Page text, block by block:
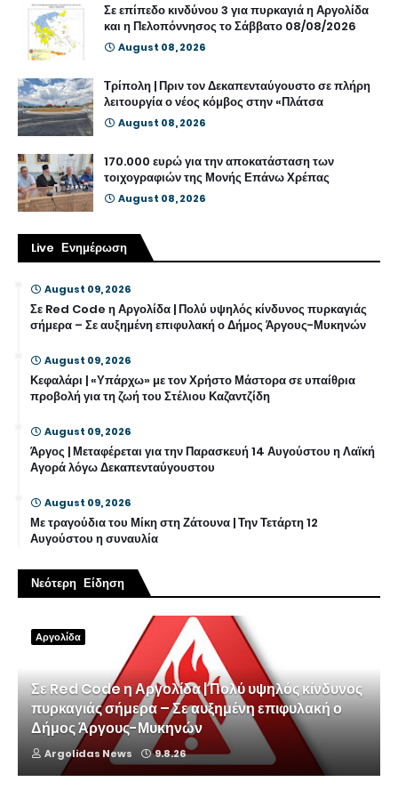
Σε επίπεδο κινδύνου 3 για πυρκαγιά η Αργολίδα
και η Πελοπόννησος το Σάββατο 08/08/2026
August 08, 2026
Τρίπολη | Πριν τον Δεκαπενταύγουστο σε πλήρη
λειτουργία ο νέος κόμβος στην «Πλάτσα
August 08, 2026
170.000 ευρώ για την αποκατάσταση των
τοιχογραφιών της Μονής Επάνω Χρέπας
August 08, 2026
Live Ενημέρωση
August 09, 2026
Σε Red Code η Αργολίδα | Πολύ υψηλός κίνδυνος πυρκαγιάς
σήμερα – Σε αυξημένη επιφυλακή ο Δήμος Άργους-Μυκηνών
August 09, 2026
Κεφαλάρι | «Υπάρχω» με τον Χρήστο Μάστορα σε υπαίθρια
προβολή για τη ζωή του Στέλιου Καζαντζίδη
August 09, 2026
Άργος | Μεταφέρεται για την Παρασκευή 14 Αυγούστου η Λαϊκή
Αγορά λόγω Δεκαπενταύγουστου
August 09, 2026
Με τραγούδια του Μίκη στη Ζάτουνα | Την Τετάρτη 12
Αυγούστου η συναυλία
Νεότερη Είδηση
Αργολίδα
Σε Red Code η Αργολίδα | Πολύ υψηλός κίνδυνος
πυρκαγιάς σήμερα – Σε αυξημένη επιφυλακή ο
Δήμος Άργους-Μυκηνών
Argolidas News 9.8.26